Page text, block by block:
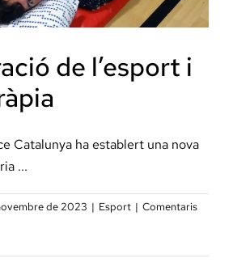
de l’esport i
Catalunya ha establert una nova
...
de 2023 | Esport | Comentaris